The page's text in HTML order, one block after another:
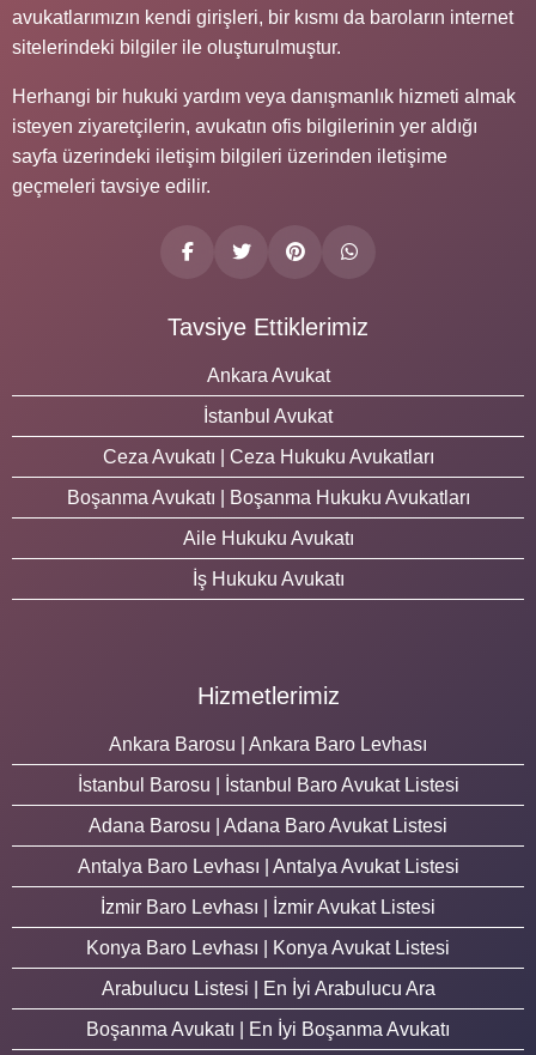
avukatlarımızın kendi girişleri, bir kısmı da baroların internet
sitelerindeki bilgiler ile oluşturulmuştur.
Herhangi bir hukuki yardım veya danışmanlık hizmeti almak
isteyen ziyaretçilerin, avukatın ofis bilgilerinin yer aldığı
sayfa üzerindeki iletişim bilgileri üzerinden iletişime
geçmeleri tavsiye edilir.
Tavsiye Ettiklerimiz
Ankara Avukat
İstanbul Avukat
Ceza Avukatı | Ceza Hukuku Avukatları
Boşanma Avukatı | Boşanma Hukuku Avukatları
Aile Hukuku Avukatı
İş Hukuku Avukatı
Hizmetlerimiz
Ankara Barosu | Ankara Baro Levhası
İstanbul Barosu | İstanbul Baro Avukat Listesi
Adana Barosu | Adana Baro Avukat Listesi
Antalya Baro Levhası | Antalya Avukat Listesi
İzmir Baro Levhası | İzmir Avukat Listesi
Konya Baro Levhası | Konya Avukat Listesi
Arabulucu Listesi | En İyi Arabulucu Ara
Boşanma Avukatı | En İyi Boşanma Avukatı